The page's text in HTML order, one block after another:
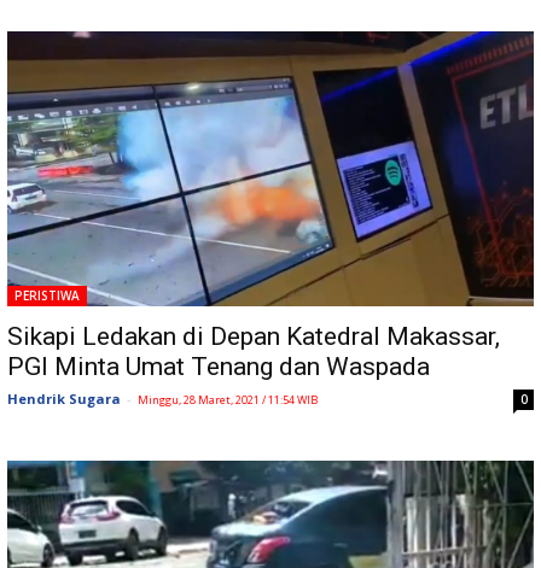
PERISTIWA
Sikapi Ledakan di Depan Katedral Makassar,
PGI Minta Umat Tenang dan Waspada
Hendrik Sugara - Minggu, 28 Maret, 2021 / 11:54 WIB 0